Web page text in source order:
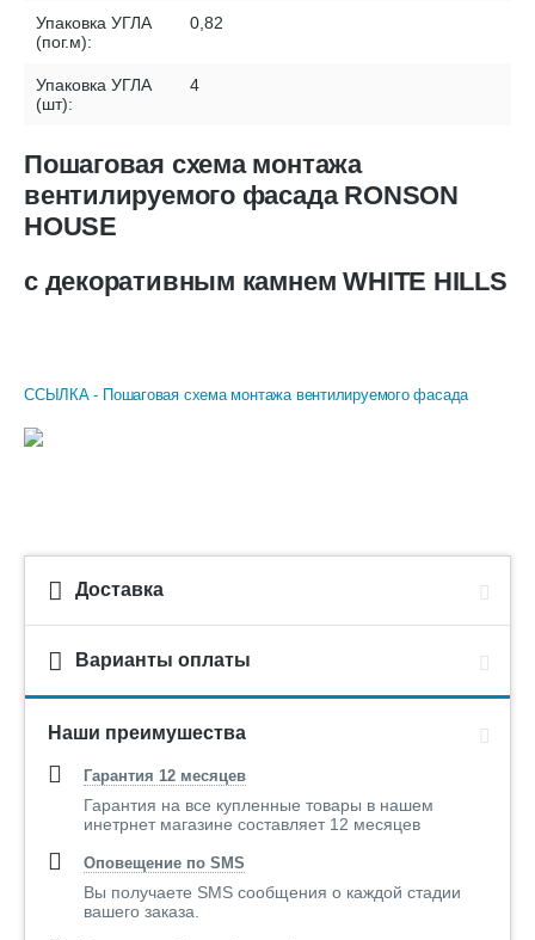
Упаковка УГЛА
(пог.м):
0,82
Упаковка УГЛА
(шт):
4
Пошаговая схема монтажа
вентилируемого фасада RONSON
HOUSE
с декоративным камнем WHITE HILLS
ССЫЛКА - Пошаговая схема монтажа вентилируемого фасада
Доставка
Варианты оплаты
Наши преимушества
Гарантия 12 месяцев
Гарантия на все купленные товары в нашем
инетрнет магазине составляет 12 месяцев
Оповещение по SMS
Вы получаете SMS сообщения о каждой стадии
вашего заказа.